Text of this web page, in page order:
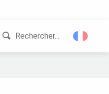
Rechercher...